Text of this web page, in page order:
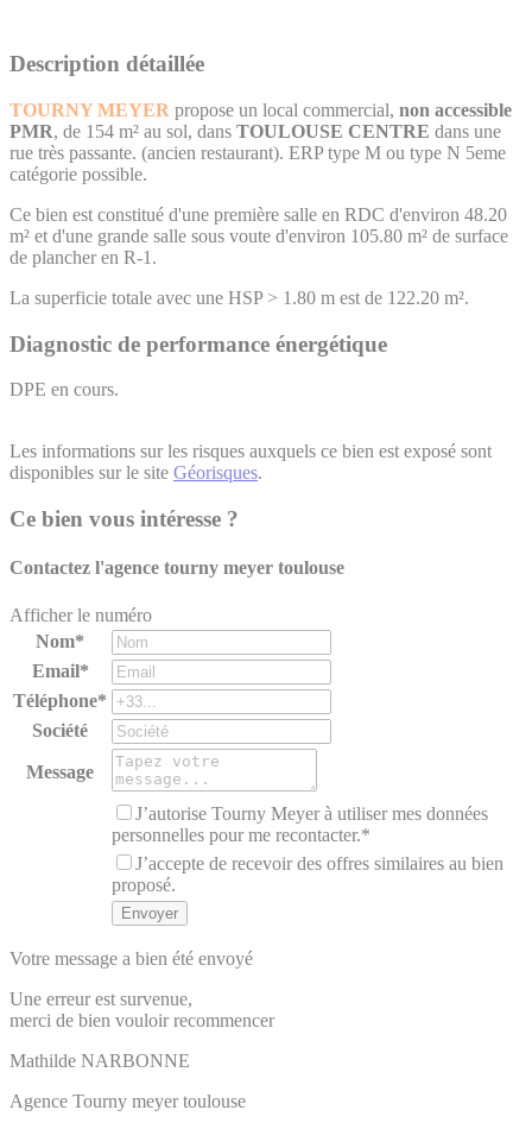
Description détaillée
TOURNY MEYER propose un local commercial, non accessible
PMR, de 154 m² au sol, dans TOULOUSE CENTRE dans une
rue très passante. (ancien restaurant). ERP type M ou type N 5eme
catégorie possible.
Ce bien est constitué d'une première salle en RDC d'environ 48.20
m² et d'une grande salle sous voute d'environ 105.80 m² de surface
de plancher en R-1.
La superficie totale avec une HSP > 1.80 m est de 122.20 m².
Diagnostic de performance énergétique
DPE en cours.
Les informations sur les risques auxquels ce bien est exposé sont
disponibles sur le site Géorisques.
Ce bien vous intéresse ?
Contactez l'agence tourny meyer toulouse
Afficher le numéro
Nom*
Email*
Téléphone*
Société
Message
J’autorise Tourny Meyer à utiliser mes données
personnelles pour me recontacter.*
J’accepte de recevoir des offres similaires au bien
proposé.
Votre message a bien été envoyé
Une erreur est survenue,
merci de bien vouloir recommencer
Mathilde NARBONNE
Agence Tourny meyer toulouse